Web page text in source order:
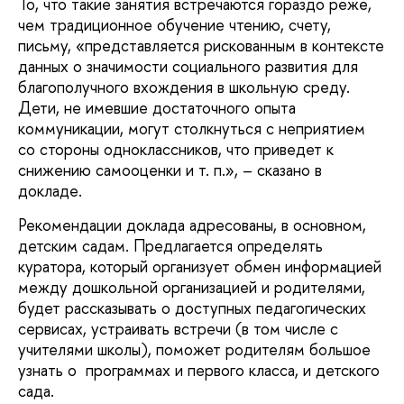
чем традиционное обучение чтению, счету,
письму, «представляется рискованным в контексте
данных о значимости социального развития для
благополучного вхождения в школьную среду.
Дети, не имевшие достаточного опыта
коммуникации, могут столкнуться с неприятием
со стороны одноклассников, что приведет к
снижению самооценки и т. п.», – сказано в
докладе.
Рекомендации доклада адресованы, в основном,
детским садам. Предлагается определять
куратора, который организует обмен информацией
между дошкольной организацией и родителями,
будет рассказывать о доступных педагогических
сервисах, устраивать встречи (в том числе с
учителями школы), поможет родителям большое
узнать о программах и первого класса, и детского
сада.